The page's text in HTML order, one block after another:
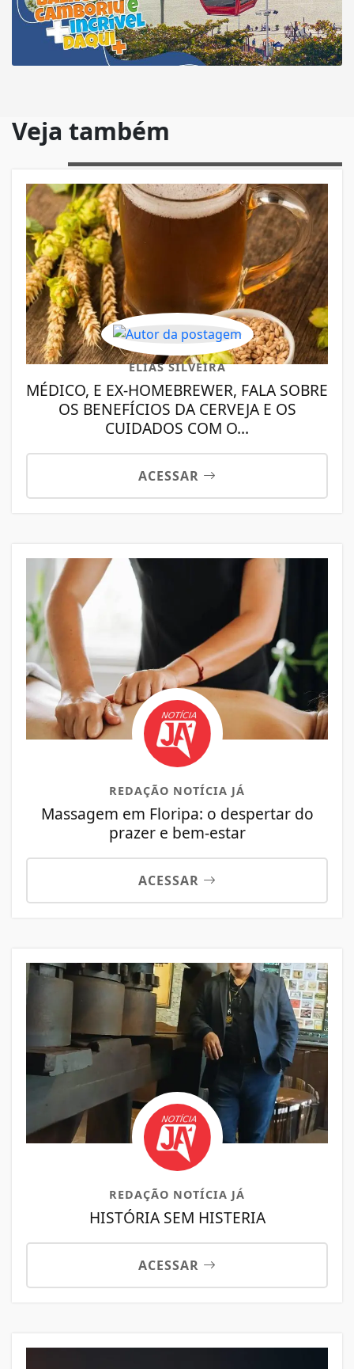
Veja também
ELIAS SILVEIRA
MÉDICO, E EX-HOMEBREWER, FALA SOBRE
OS BENEFÍCIOS DA CERVEJA E OS
CUIDADOS COM O...
ACESSAR
REDAÇÃO NOTÍCIA JÁ
Massagem em Floripa: o despertar do
prazer e bem-estar
ACESSAR
REDAÇÃO NOTÍCIA JÁ
HISTÓRIA SEM HISTERIA
ACESSAR